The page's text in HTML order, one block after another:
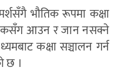
भौतिक रूपमा कक्षा
आउन र जान नसक्ने
कक्षा सञ्चालन गर्न
छ ।